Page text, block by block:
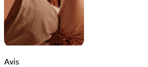
Avis